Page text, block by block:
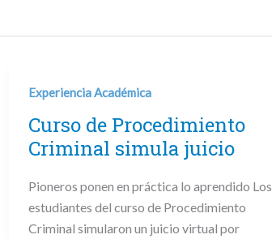
Experiencia Académica
Curso de Procedimiento
Criminal simula juicio
Pioneros ponen en práctica lo aprendido Los
estudiantes del curso de Procedimiento
Criminal simularon un juicio virtual por